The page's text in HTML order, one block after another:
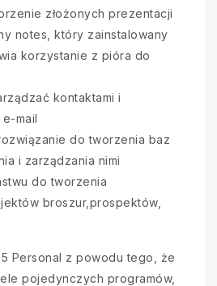
złożonych prezentacji
notes, który zainstalowany
korzystanie z pióra do
kontaktami i
mail
do tworzenia baz
i zarządzania nimi
do tworzenia
broszur,prospektów,
Personal z powodu tego, że
pojedynczych programów,